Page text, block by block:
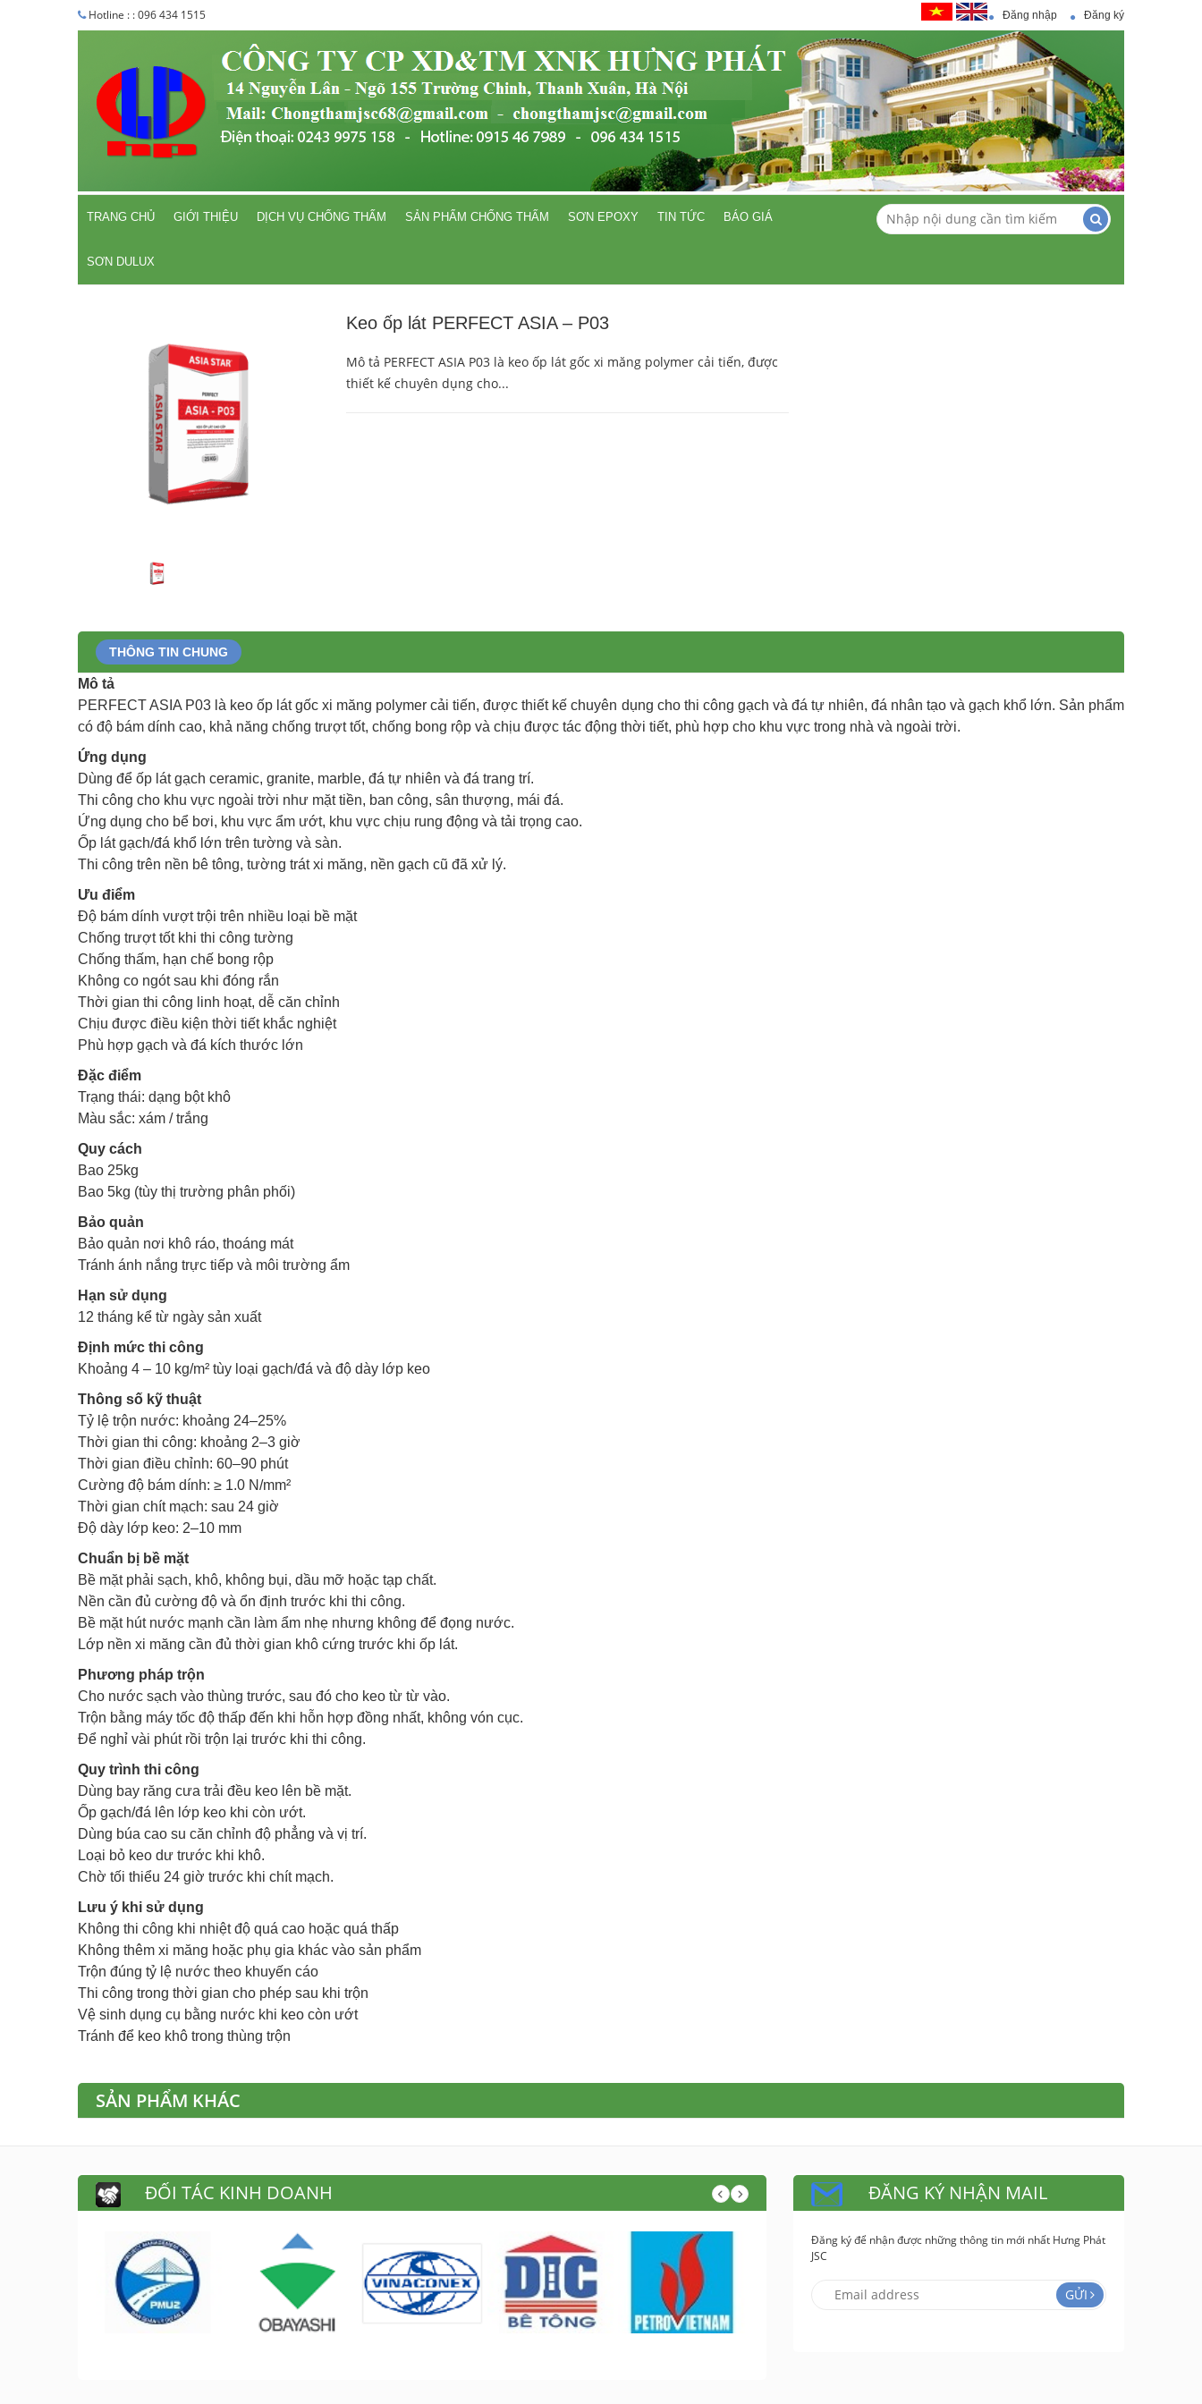
Hotline : : 096 434 1515 Đăng nhập Đăng ký
TRANG CHỦ GIỚI THIỆU DỊCH VỤ CHỐNG THẤM SẢN PHẨM CHỐNG THẤM SƠN EPOXY TIN TỨC BÁO GIÁ
SƠN DULUX
Keo ốp lát PERFECT ASIA – P03
Mô tả PERFECT ASIA P03 là keo ốp lát gốc xi măng polymer cải tiến, được
thiết kế chuyên dụng cho...
THÔNG TIN CHUNG
Mô tả
PERFECT ASIA P03 là keo ốp lát gốc xi măng polymer cải tiến, được thiết kế chuyên dụng cho thi công gạch và đá tự nhiên, đá nhân tạo và gạch khổ lớn. Sản phẩm
có độ bám dính cao, khả năng chống trượt tốt, chống bong rộp và chịu được tác động thời tiết, phù hợp cho khu vực trong nhà và ngoài trời.
Ứng dụng
Dùng để ốp lát gạch ceramic, granite, marble, đá tự nhiên và đá trang trí.
Thi công cho khu vực ngoài trời như mặt tiền, ban công, sân thượng, mái đá.
Ứng dụng cho bể bơi, khu vực ẩm ướt, khu vực chịu rung động và tải trọng cao.
Ốp lát gạch/đá khổ lớn trên tường và sàn.
Thi công trên nền bê tông, tường trát xi măng, nền gạch cũ đã xử lý.
Ưu điểm
Độ bám dính vượt trội trên nhiều loại bề mặt
Chống trượt tốt khi thi công tường
Chống thấm, hạn chế bong rộp
Không co ngót sau khi đóng rắn
Thời gian thi công linh hoạt, dễ căn chỉnh
Chịu được điều kiện thời tiết khắc nghiệt
Phù hợp gạch và đá kích thước lớn
Đặc điểm
Trạng thái: dạng bột khô
Màu sắc: xám / trắng
Quy cách
Bao 25kg
Bao 5kg (tùy thị trường phân phối)
Bảo quản
Bảo quản nơi khô ráo, thoáng mát
Tránh ánh nắng trực tiếp và môi trường ẩm
Hạn sử dụng
12 tháng kể từ ngày sản xuất
Định mức thi công
Khoảng 4 – 10 kg/m² tùy loại gạch/đá và độ dày lớp keo
Thông số kỹ thuật
Tỷ lệ trộn nước: khoảng 24–25%
Thời gian thi công: khoảng 2–3 giờ
Thời gian điều chỉnh: 60–90 phút
Cường độ bám dính: ≥ 1.0 N/mm²
Thời gian chít mạch: sau 24 giờ
Độ dày lớp keo: 2–10 mm
Chuẩn bị bề mặt
Bề mặt phải sạch, khô, không bụi, dầu mỡ hoặc tạp chất.
Nền cần đủ cường độ và ổn định trước khi thi công.
Bề mặt hút nước mạnh cần làm ẩm nhẹ nhưng không để đọng nước.
Lớp nền xi măng cần đủ thời gian khô cứng trước khi ốp lát.
Phương pháp trộn
Cho nước sạch vào thùng trước, sau đó cho keo từ từ vào.
Trộn bằng máy tốc độ thấp đến khi hỗn hợp đồng nhất, không vón cục.
Để nghỉ vài phút rồi trộn lại trước khi thi công.
Quy trình thi công
Dùng bay răng cưa trải đều keo lên bề mặt.
Ốp gạch/đá lên lớp keo khi còn ướt.
Dùng búa cao su căn chỉnh độ phẳng và vị trí.
Loại bỏ keo dư trước khi khô.
Chờ tối thiểu 24 giờ trước khi chít mạch.
Lưu ý khi sử dụng
Không thi công khi nhiệt độ quá cao hoặc quá thấp
Không thêm xi măng hoặc phụ gia khác vào sản phẩm
Trộn đúng tỷ lệ nước theo khuyến cáo
Thi công trong thời gian cho phép sau khi trộn
Vệ sinh dụng cụ bằng nước khi keo còn ướt
Tránh để keo khô trong thùng trộn
SẢN PHẨM KHÁC
ĐỐI TÁC KINH DOANH ĐĂNG KÝ NHẬN MAIL
Đăng ký để nhận được những thông tin mới nhất Hưng Phát
JSC
GỬI